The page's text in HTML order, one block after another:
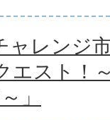
ャレンジ
エスト！
」